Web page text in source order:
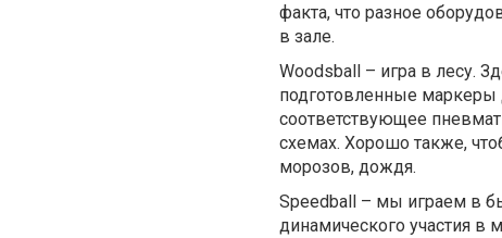
факта, что разное
в зале.
Woodsball – игра в лесу.
подготовленные маркеры
соответствующее
схемах. Хорошо также,
морозов, дождя.
Speedball – мы играем в
динамического участия в